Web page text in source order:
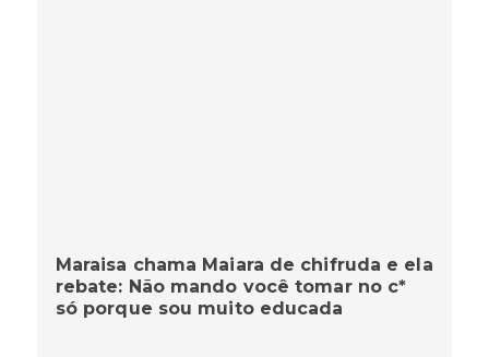
Maraisa chama Maiara de chifruda e ela
rebate: Não mando você tomar no c*
só porque sou muito educada